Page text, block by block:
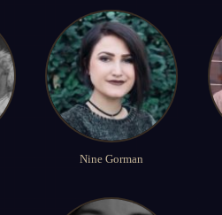
Nine Gorman